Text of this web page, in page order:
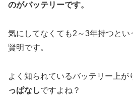
のがバッテリーです。
気にしてなくても2～3年持つと
賢明です。
よく知られているバッテリー上が
っぱなしですよね？